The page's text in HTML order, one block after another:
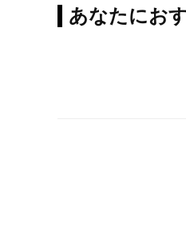
あなたにお